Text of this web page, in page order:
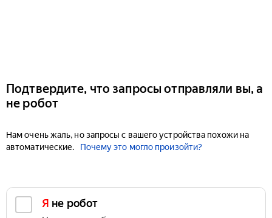
Подтвердите, что запросы отправляли вы, а
не робот
Нам очень жаль, но запросы с вашего устройства похожи на
автоматические.
Почему это могло произойти?
Я не робот